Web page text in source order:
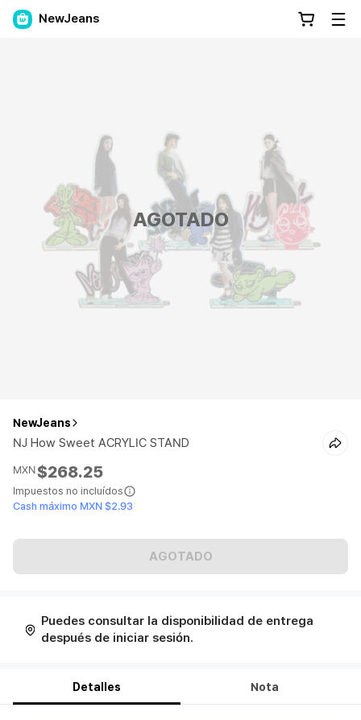
NewJeans
AGOTADO
NewJeans
NJ How Sweet ACRYLIC STAND
MXN$268.25
Impuestos no incluídos
Cash máximo MXN $2.93
AGOTADO
Puedes consultar la disponibilidad de entrega
después de iniciar sesión.
Detalles Nota